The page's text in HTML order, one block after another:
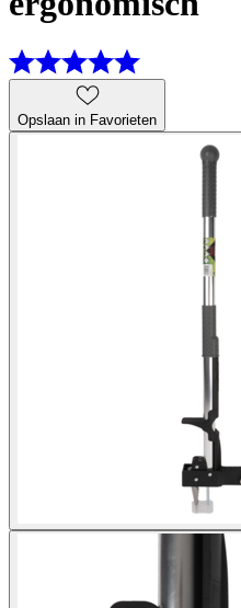
Opslaan in Favorieten